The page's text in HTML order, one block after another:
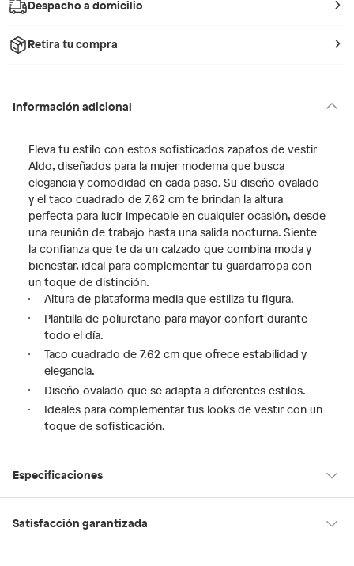
Despacho a domicilio
Retira tu compra
Información adicional
Eleva tu estilo con estos sofisticados zapatos de vestir
Aldo, diseñados para la mujer moderna que busca
elegancia y comodidad en cada paso. Su diseño ovalado
y el taco cuadrado de 7.62 cm te brindan la altura
perfecta para lucir impecable en cualquier ocasión, desde
una reunión de trabajo hasta una salida nocturna. Siente
la confianza que te da un calzado que combina moda y
bienestar, ideal para complementar tu guardarropa con
un toque de distinción.
Altura de plataforma media que estiliza tu figura.
Plantilla de poliuretano para mayor confort durante
todo el día.
Taco cuadrado de 7.62 cm que ofrece estabilidad y
elegancia.
Diseño ovalado que se adapta a diferentes estilos.
Ideales para complementar tus looks de vestir con un
toque de sofisticación.
Especificaciones
Condicion del
Satisfacción garantizada